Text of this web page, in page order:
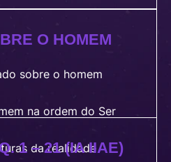
O HOMEM
sobre o homem
na ordem do Ser
da realidade
1 – 21 (IA IIAE)